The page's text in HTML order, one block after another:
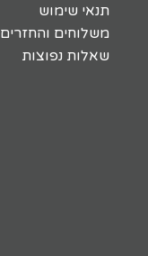
תנאי שימוש
משלוחים והחזרים
שאלות נפוצות